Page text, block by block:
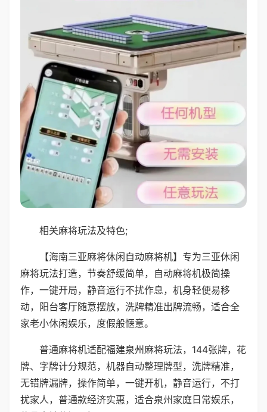
相关麻将玩法及特色;
【海南三亚麻将休闲自动麻将机】专为三亚休闲
麻将玩法打造，节奏舒缓简单，自动麻将机极简操
作，一键开局，静音运行不扰作息，机身轻便易移
动，阳台客厅随意摆放，洗牌精准出牌流畅，适合全
家老小休闲娱乐，度假般惬意。
普通麻将机适配福建泉州麻将玩法，144张牌，花
牌、字牌计分规范，机器自动整理牌型，洗牌精准，
无错牌漏牌，操作简单，一键开机，静音运行，不打
扰家人，普通款经济实惠，适合泉州家庭日常娱乐，